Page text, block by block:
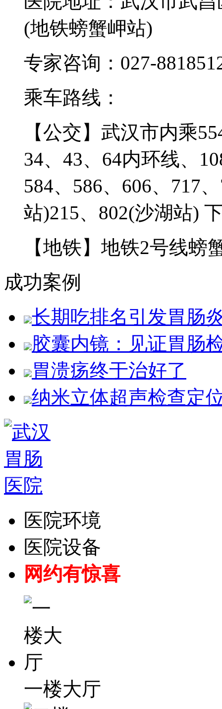
(地铁螃蟹岬站)
专家咨询：027-
乘车路线：
【公交】 武汉市内乘
34、43、64内环线、
584、586、606、717
站)215、802(沙湖站)
【地铁】 地铁2号线螃
成功案例
长期吃排名引发胃肠
胶囊内镜：见证胃肠
胃溃疡终于治好了
纳米立体超声检查定
医院环境
医院设备
网约有惊喜
一楼大厅